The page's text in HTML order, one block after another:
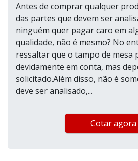
Antes de comprar qualquer
das partes que devem ser
ninguém quer pagar caro em
qualidade, não é mesmo? No
ressaltar que o tampo de mesa
devidamente em conta, mas
solicitado.Além disso, não é
deve ser analisado,...
Cotar agora